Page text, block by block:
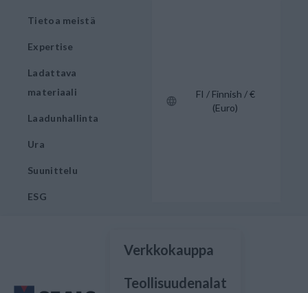
Tietoa meistä
Expertise
Ladattava
materiaali
Laadunhallinta
Ura
Suunittelu
ESG
FI / Finnish / €
(Euro)
Verkkokauppa
Teollisuudenalat